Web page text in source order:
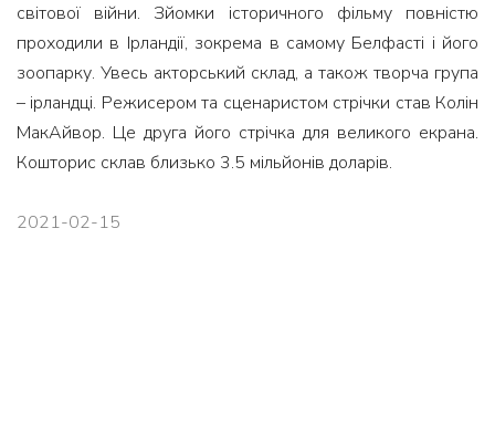
світової війни. Зйомки історичного фільму повністю
проходили в Ірландії, зокрема в самому Белфасті і його
зоопарку. Увесь акторський склад, а також творча група
– ірландці. Режисером та сценаристом стрічки став Колін
МакАйвор. Це друга його стрічка для великого екрана.
Кошторис склав близько 3.5 мільйонів доларів.
2021-02-15